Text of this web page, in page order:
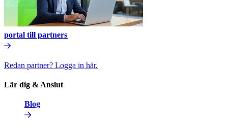
portal till partners​​
Redan partner? Logga in här.​​
Lär dig & Anslut​​
Blog​​